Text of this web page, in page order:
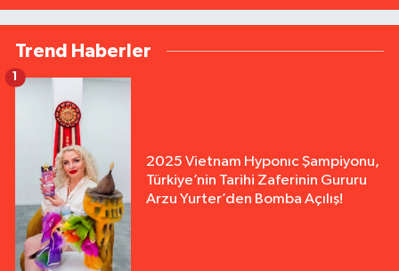
Trend Haberler
2025 Vietnam Hyponıc Şampiyonu,
Türkiye’nin Tarihi Zaferinin Gururu
Arzu Yurter’den Bomba Açılış!
1